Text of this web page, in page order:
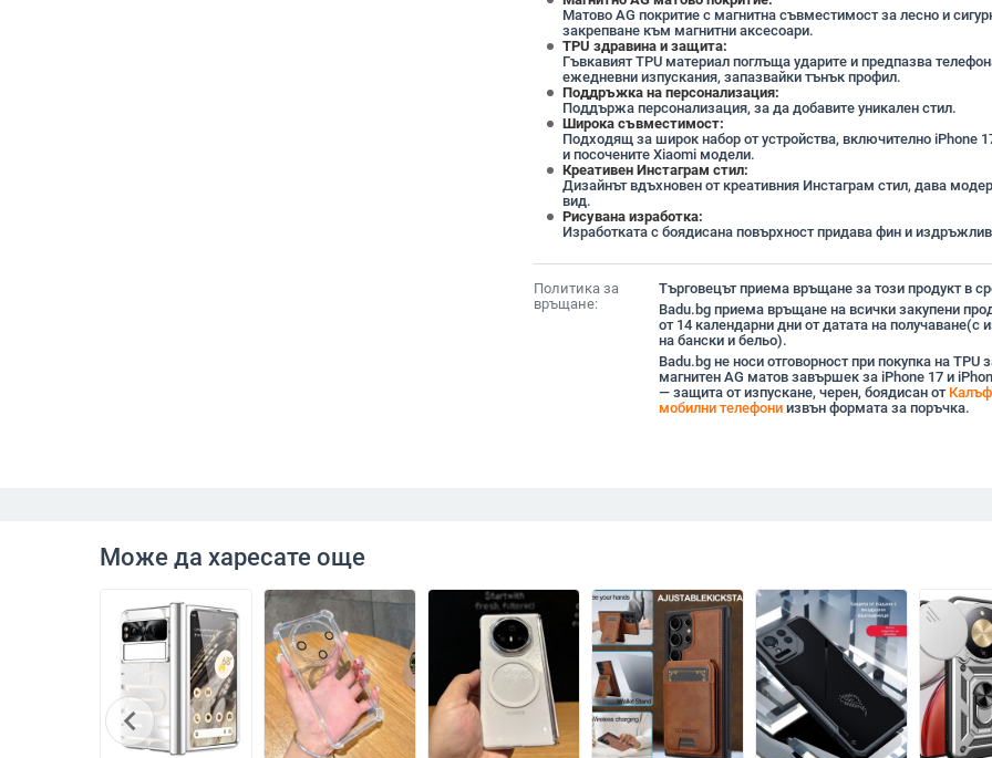
Матово AG покритие с магнитна съвместимост за лесно и
закрепване към магнитни аксесоари.
TPU здравина и защита:
Гъвкавият TPU материал поглъща ударите и предпазва
ежедневни изпускания, запазвайки тънък профил.
Поддръжка на персонализация:
Поддържа персонализация, за да добавите уникален стил.
Широка съвместимост:
Подходящ за широк набор от устройства, включително iPhone
и посочените Xiaomi модели.
Креативен Инстаграм стил:
Дизайнът вдъхновен от креативния Инстаграм стил, дава
вид.
Рисувана изработка:
Изработката с боядисана повърхност придава фин и
Политика за
връщане:
Търговецът приема връщане за този продукт в
Badu.bg приема връщане на всички закупени
от 14 календарни дни от датата на получаване(с
на бански и бельо).
Badu.bg не носи отговорност при покупка на TPU
магнитен AG матов завършек за iPhone 17 и
— защита от изпускане, черен, боядисан от
мобилни телефониизвън формата за поръчка.
Може да харесате още
chevron_left